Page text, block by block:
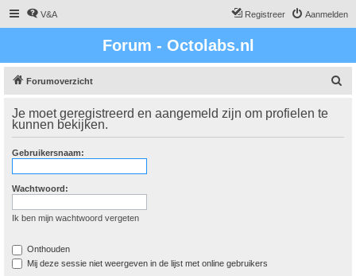
V&A Aanmelden
Registreer
Forum - Octolabs.nl
Forumoverzicht
k
Je moet geregistreerd en aangemeld zijn om profielen te
kunnen bekijken.
Gebruikersnaam:
Wachtwoord:
Ik ben mijn wachtwoord vergeten
Onthouden
Mij deze sessie niet weergeven in de lijst met online gebruikers